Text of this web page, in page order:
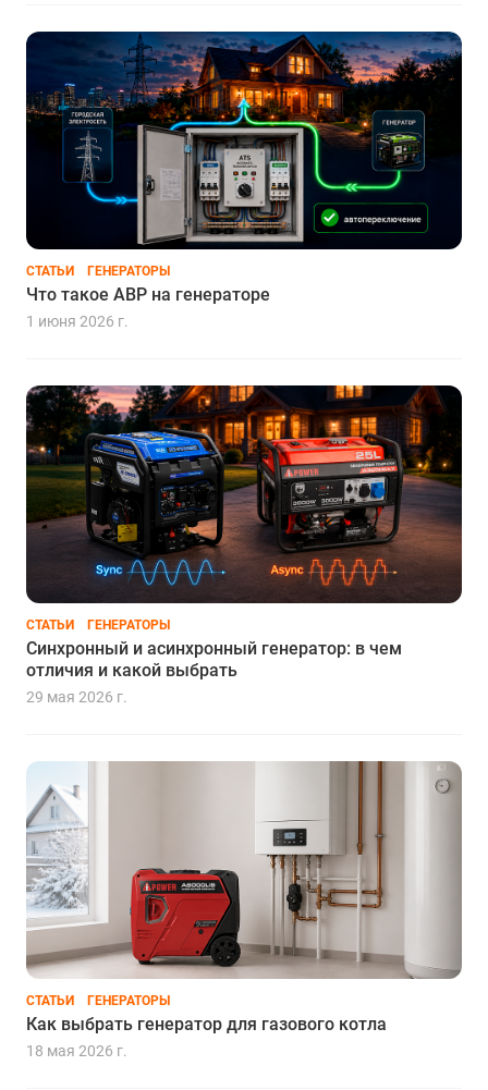
СТАТЬИ ГЕНЕРАТОРЫ
Что такое АВР на генераторе
1 июня 2026 г.
СТАТЬИ ГЕНЕРАТОРЫ
Синхронный и асинхронный генератор: в чем
отличия и какой выбрать
29 мая 2026 г.
СТАТЬИ ГЕНЕРАТОРЫ
Как выбрать генератор для газового котла
18 мая 2026 г.